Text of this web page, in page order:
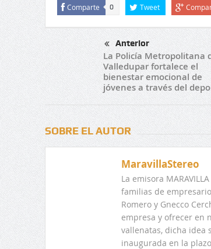
Comparte 0 Tweet
Anterior
La Policía Metropolitana
Valledupar fortalece el
bienestar emocional de
jóvenes a través del
SOBRE EL AUTOR
MaravillaStereo
La emisora
familias de
Romero y Gnecco
empresa y ofrecer en
vallenatas, dicha idea
inaugurada en la